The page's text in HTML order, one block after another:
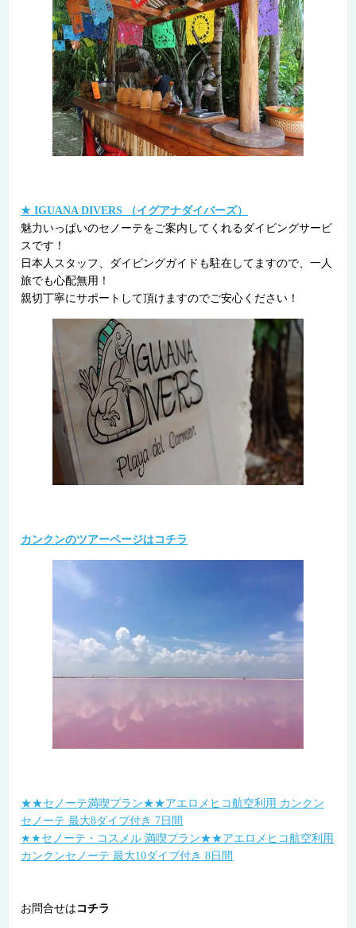
★ IGUANA DIVERS （イグアナダイバーズ）
魅力いっぱいのセノーテをご案内してくれるダイビングサービ
スです！
日本人スタッフ、ダイビングガイドも駐在してますので、一人
旅でも心配無用！
親切丁寧にサポートして頂けますのでご安心ください！
カンクンのツアーページはコチラ
★★セノーテ満喫プラン★★アエロメヒコ航空利用 カンクン
セノーテ 最大8ダイブ付き 7日間
★★セノーテ・コスメル 満喫プラン★★アエロメヒコ航空利用
カンクンセノーテ 最大10ダイブ付き 8日間
お問合せは コチラ